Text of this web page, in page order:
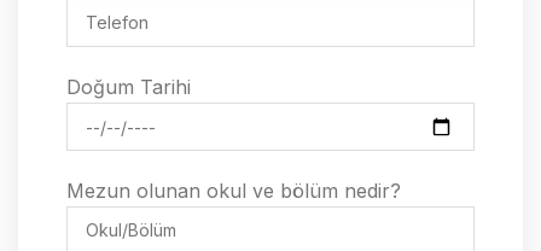
Doğum Tarihi
Mezun olunan okul ve bölüm nedir?